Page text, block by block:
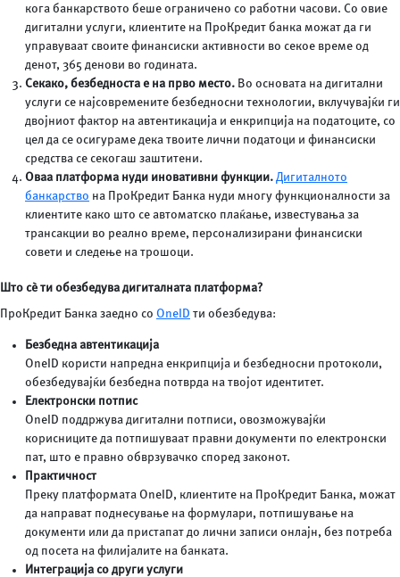
кога банкарството беше ограничено со работни часови. Со овие
дигитални услуги, клиентите на ПроКредит банка можат да ги
управуваат своите финансиски активности во секое време од
денот, 365 денови во годината.
Секако, безбедноста е на прво место. Во основата на дигитални
услуги се најсовремените безбедносни технологии, вклучувајќи ги
двојниот фактор на автентикација и енкрипција на податоците, со
цел да се осигураме дека твоите лични податоци и финансиски
средства се секогаш заштитени.
Оваа платформа нуди иновативни функции. Дигиталното
банкарство на ПроКредит Банка нуди многу функционалности за
клиентите како што се автоматско плаќање, известувања за
трансакции во реално време, персонализирани финансиски
совети и следење на трошоци.
Што сѐ ти обезбедува дигиталната платформа?
ПроКредит Банка заедно со OneID ти обезбедува:
Безбедна автентикација
OneID користи напредна енкрипција и безбедносни протоколи,
обезбедувајќи безбедна потврда на твојот идентитет.
Електронски потпис
OneID поддржува дигитални потписи, овозможувајќи
корисниците да потпишуваат правни документи по електронски
пат, што е правно обврзувачко според законот.
Практичност
Преку платформата OneID, клиентите на ПроКредит Банка, можат
да направат поднесување на формулари, потпишување на
документи или да пристапат до лични записи онлајн, без потреба
од посета на филијалите на банката.
Интеграција со други услуги